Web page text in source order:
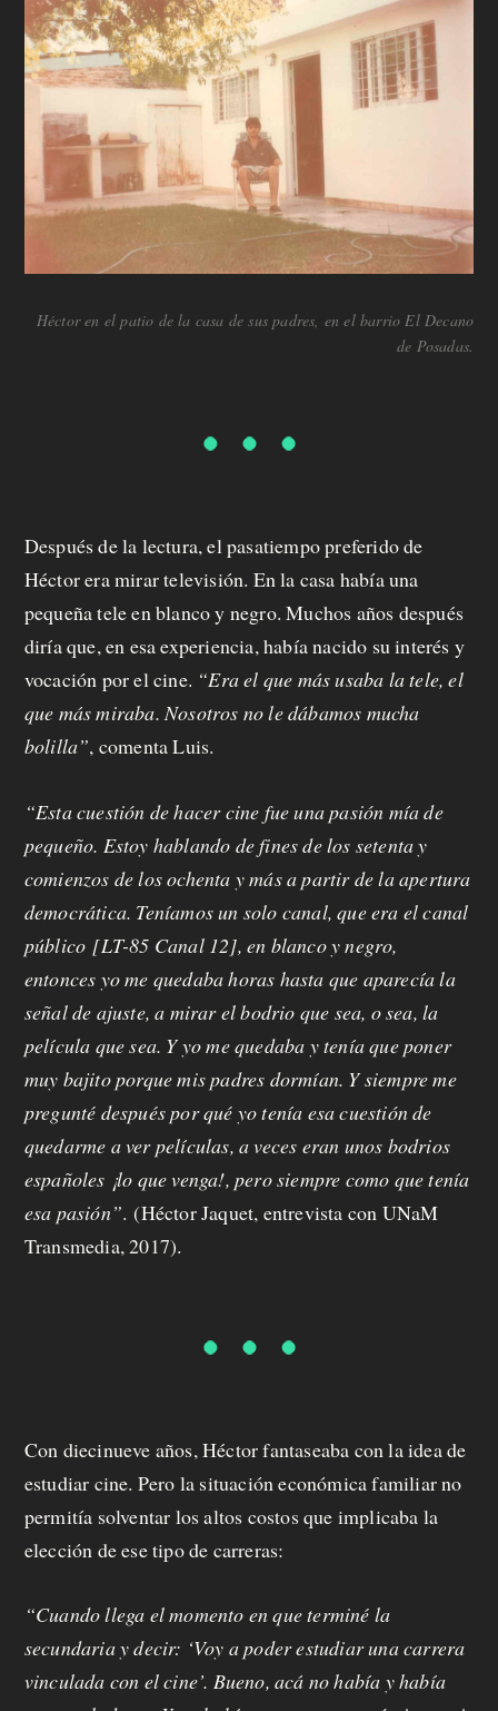
Héctor en el patio de la casa de sus padres, en el barrio El Decano
de Posadas.
Después de la lectura, el pasatiempo preferido de
Héctor era mirar televisión. En la casa había una
pequeña tele en blanco y negro. Muchos años después
diría que, en esa experiencia, había nacido su interés y
vocación por el cine. “Era el que más usaba la tele, el
que más miraba. Nosotros no le dábamos mucha
bolilla”, comenta Luis.
“Esta cuestión de hacer cine fue una pasión mía de
pequeño. Estoy hablando de fines de los setenta y
comienzos de los ochenta y más a partir de la apertura
democrática. Teníamos un solo canal, que era el canal
público [LT-85 Canal 12], en blanco y negro,
entonces yo me quedaba horas hasta que aparecía la
señal de ajuste, a mirar el bodrio que sea, o sea, la
película que sea. Y yo me quedaba y tenía que poner
muy bajito porque mis padres dormían. Y siempre me
pregunté después por qué yo tenía esa cuestión de
quedarme a ver películas, a veces eran unos bodrios
españoles ¡lo que venga!, pero siempre como que tenía
esa pasión”.(Héctor Jaquet, entrevista con UNaM
Transmedia, 2017).
Con diecinueve años, Héctor fantaseaba con la idea de
estudiar cine. Pero la situación económica familiar no
permitía solventar los altos costos que implicaba la
elección de ese tipo de carreras:
“Cuando llega el momento en que terminé la
secundaria y decir: ‘Voy a poder estudiar una carrera
vinculada con el cine’. Bueno, acá no había y había